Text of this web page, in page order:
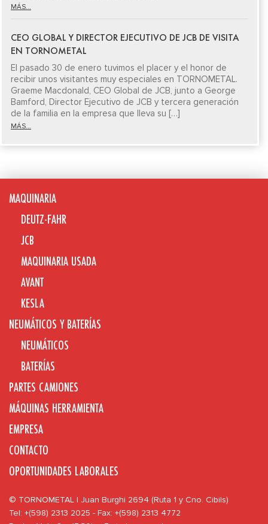
MÁS...
CEO GLOBAL Y DIRECTOR EJECUTIVO DE JCB DE VISITA
EN TORNOMETAL
El pasado 30 de enero tuvimos el placer y el honor de
recibir unos visitantes muy especiales en TORNOMETAL.
Graeme Macdonald, CEO Global de JCB, junto a George
Bamford, Director Ejecutivo de JCB y tercera generación
de la familia en la empresa que lleva su […]
MÁS...
MAQUINARIA
DEUTZ-FAHR
JCB
MAQUINARIA USADA
AVANT
KESLA
NEUMÁTICOS Y BATERÍAS
NEUMÁTICOS
BATERÍAS
PARTES CAMIONES
MÁQUINAS HERRAMIENTA
EMPRESA
CONTACTO
OPORTUNIDADES LABORALES
© TORNOMETAL | Juan Burghi 2694 (Ruta 1 y Cno. Cibils)
Tel: +(598) 2313 2025 - Fax: +(598) 2313 4772